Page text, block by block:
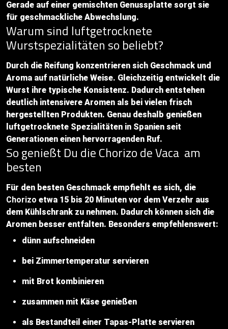
Gerade auf einer gemischten Genussplatte sorgt sie
für geschmackliche Abwechslung.
Warum sind luftgetrocknete
Wurstspezialitäten so beliebt?
Durch die Reifung konzentrieren sich Geschmack und
Aroma auf natürliche Weise. Gleichzeitig entwickelt die
Wurst ihre typische Konsistenz. Dadurch entstehen
deutlich intensivere Aromen als bei vielen frisch
hergestellten Produkten. Genau deshalb genießen
luftgetrocknete Spezialitäten in Spanien seit
Generationen einen hervorragenden Ruf.
So genießt Du die Chorizo de Vaca am
besten
Für den besten Geschmack empfiehlt es sich, die
Chorizo etwa 15 bis 20 Minuten vor dem Verzehr aus
dem Kühlschrank zu nehmen. Dadurch können sich die
Aromen besser entfalten. Besonders empfehlenswert:
dünn aufschneiden
bei Zimmertemperatur servieren
mit Brot kombinieren
zusammen mit Käse genießen
als Bestandteil einer Tapas-Platte servieren